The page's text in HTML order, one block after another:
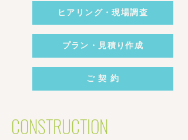
ヒアリング・現場調査
プラン・見積り作成
ご 契 約
CONSTRUCTION